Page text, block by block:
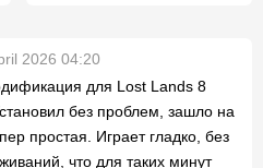
2026 04:20
для Lost Lands 8
без проблем, зашло на
простая. Играет гладко, без
что для таких минут